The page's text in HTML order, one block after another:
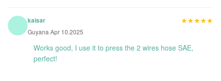
kaisar
Guyana Apr 10.2025
★★★★★
★★★★★
Works good, I use it to press the 2 wires hose SAE,
perfect!